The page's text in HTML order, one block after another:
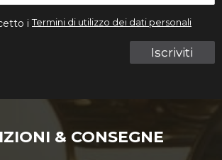
Iscriviti
iTermini di utilizzo dei dati personali
& CONSEGNE